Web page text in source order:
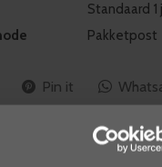
Standaard
Pakketpost
Pin it